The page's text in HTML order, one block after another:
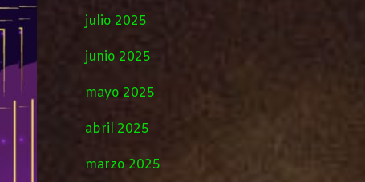
julio 2025
junio 2025
mayo 2025
abril 2025
marzo 2025